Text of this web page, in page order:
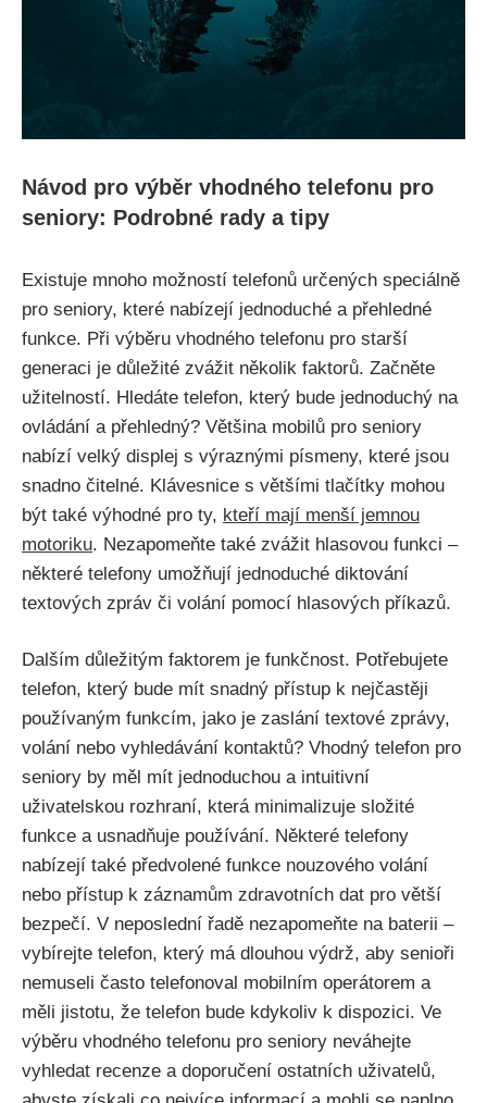
Návod pro výběr vhodného telefonu pro
seniory: Podrobné rady a tipy
Existuje mnoho možností telefonů určených speciálně
pro seniory, které nabízejí jednoduché a přehledné
funkce. Při výběru vhodného telefonu pro starší
generaci je důležité zvážit několik faktorů. Začněte
užitelností. Hledáte telefon, který bude jednoduchý na
ovládání a přehledný? Většina mobilů pro seniory
nabízí velký displej s výraznými písmeny, které jsou
snadno čitelné. Klávesnice s většími tlačítky mohou
být také výhodné pro ty, kteří mají menší jemnou
motoriku. Nezapomeňte také zvážit hlasovou funkci –
některé telefony umožňují jednoduché diktování
textových zpráv či volání pomocí hlasových příkazů.
Dalším důležitým faktorem je funkčnost. Potřebujete
telefon, který bude mít snadný přístup k nejčastěji
používaným funkcím, jako je zaslání textové zprávy,
volání nebo vyhledávání kontaktů? Vhodný telefon pro
seniory by měl mít jednoduchou a intuitivní
uživatelskou rozhraní, která minimalizuje složité
funkce a usnadňuje používání. Některé telefony
nabízejí také předvolené funkce nouzového volání
nebo přístup k záznamům zdravotních dat pro větší
bezpečí. V neposlední řadě nezapomeňte na baterii –
vybírejte telefon, který má dlouhou výdrž, aby senioři
nemuseli často telefonoval mobilním operátorem a
měli jistotu, že telefon bude kdykoliv k dispozici. Ve
výběru vhodného telefonu pro seniory neváhejte
vyhledat recenze a doporučení ostatních uživatelů,